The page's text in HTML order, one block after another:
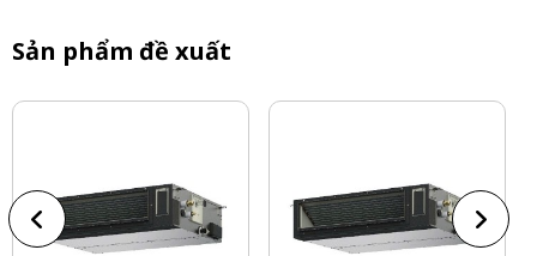
Sản phẩm đề xuất